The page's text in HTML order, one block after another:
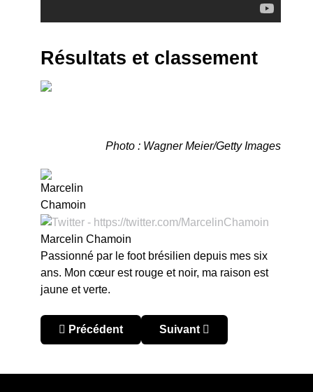
Résultats et classement
Photo : Wagner Meier/Getty Images
Marcelin Chamoin
Passionné par le foot brésilien depuis mes six
ans. Mon cœur est rouge et noir, ma raison est
jaune et verte.
Article précédent : Brésil – Brasileirão 2024 :
Précédent Article suivant : Brésil –
Suivant